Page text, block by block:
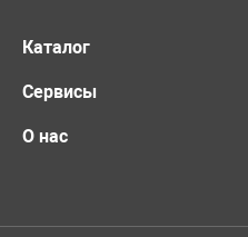
Каталог
Сервисы
О нас